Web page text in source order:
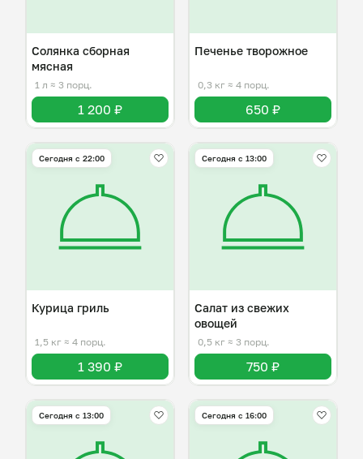
Солянка сборная
мясная
1 л ≈ 3 порц.
1 200 ₽
Печенье творожное
0,3 кг ≈ 4 порц.
650 ₽
Сегодня с 22:00
Курица гриль
1,5 кг ≈ 4 порц.
1 390 ₽
Сегодня с 13:00
Салат из свежих
овощей
0,5 кг ≈ 3 порц.
750 ₽
Сегодня с 13:00 Сегодня с 16:00